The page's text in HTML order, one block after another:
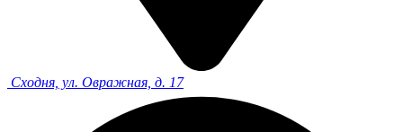
Сходня, ул. Овражная, д. 17